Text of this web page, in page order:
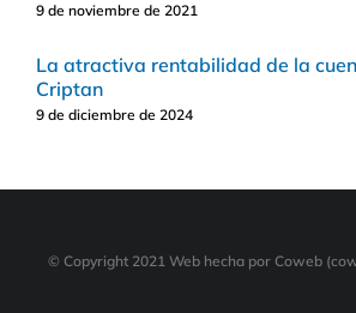
9 de noviembre de 2021
La atractiva rentabilidad de la
Criptan
9 de diciembre de 2024
© Copyright 2021 Web hecha por Coweb